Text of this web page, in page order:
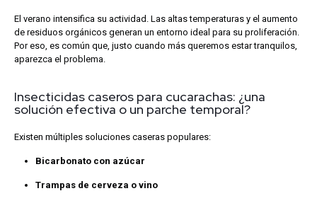
El verano intensifica su actividad. Las altas temperaturas y el aumento
de residuos orgánicos generan un entorno ideal para su proliferación.
Por eso, es común que, justo cuando más queremos estar tranquilos,
aparezca el problema.
Insecticidas caseros para cucarachas: ¿una
solución efectiva o un parche temporal?
Existen múltiples soluciones caseras populares:
Bicarbonato con azúcar
Trampas de cerveza o vino